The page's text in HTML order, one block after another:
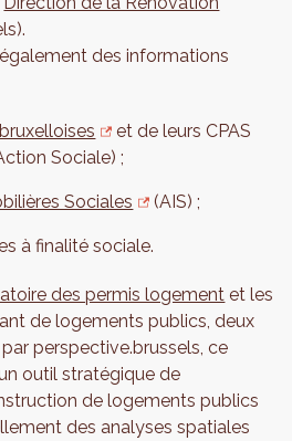
des informations
et de leurs CPAS
Sociale) ;
Sociales (AIS) ;
à finalité sociale.
des permis logement et les
de logements publics, deux
perspective.brussels, ce
outil stratégique de
de logements publics
des analyses spatiales